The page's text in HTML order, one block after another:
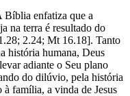
Bíblia enfatiza que a
na terra é resultado do
2.24; Mt 16.18]. Tanto
história humana, Deus
adiante o Seu plano
do dilúvio, pela história
à família, a vinda de Jesus